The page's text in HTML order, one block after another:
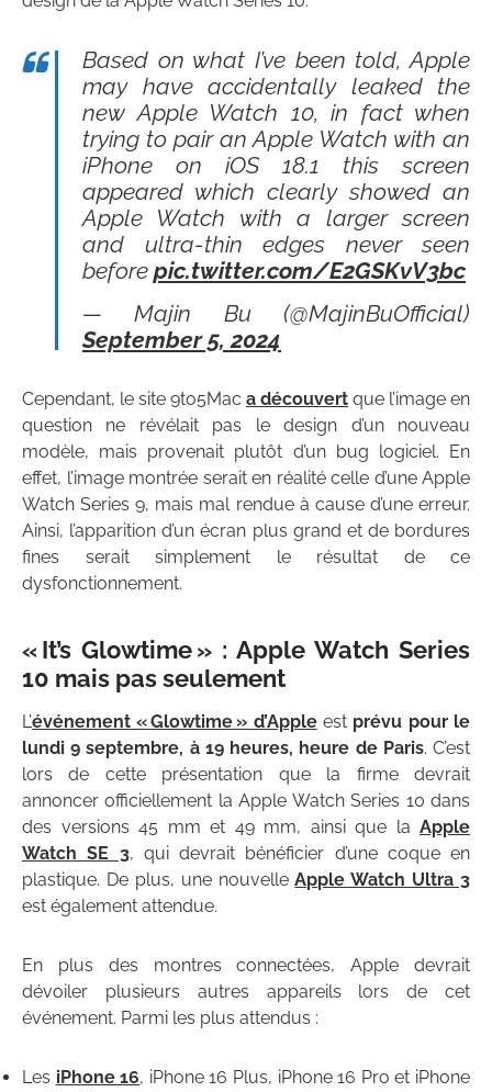
Based on what I’ve been told, Apple
may have accidentally leaked the
new Apple Watch 10, in fact when
trying to pair an Apple Watch with an
iPhone on iOS 18.1 this screen
appeared which clearly showed an
Apple Watch with a larger screen
and ultra-thin edges never seen
before pic.twitter.com/E2GSKvV3bc
— Majin Bu (@MajinBuOfficial)
September 5, 2024
Cependant, le site 9to5Mac a découvert que l’image en
question ne révélait pas le design d’un nouveau
modèle, mais provenait plutôt d’un bug logiciel. En
effet, l’image montrée serait en réalité celle d’une Apple
Watch Series 9, mais mal rendue à cause d’une erreur.
Ainsi, l’apparition d’un écran plus grand et de bordures
fines serait simplement le résultat de ce
dysfonctionnement.
« It’s Glowtime » : Apple Watch Series
10 mais pas seulement
L’événement « Glowtime » d’Appleest prévu pour le
lundi 9 septembre, à 19 heures, heure de Paris. C’est
lors de cette présentation que la firme devrait
annoncer officiellement la Apple Watch Series 10 dans
des versions 45 mm et 49 mm, ainsi que la Apple
Watch SE 3, qui devrait bénéficier d’une coque en
plastique. De plus, une nouvelleApple Watch Ultra 3
est également attendue.
En plus des montres connectées, Apple devrait
dévoiler plusieurs autres appareils lors de cet
événement. Parmi les plus attendus :
Les iPhone 16, iPhone 16 Plus, iPhone 16 Pro et iPhone